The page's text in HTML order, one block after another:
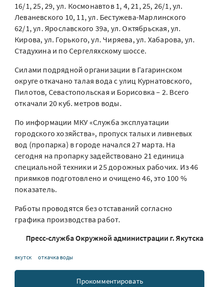
16/1, 25, 29, ул. Космонавтов 1, 4, 21, 25, 26/1, ул.
Леваневского 10, 11, ул. Бестужева-Марлинского
62/1, ул. Ярославского 39а, ул. Октябрьская, ул.
Кирова, ул. Горького, ул. Чиряева, ул. Хабарова, ул.
Стадухина и по Сергеляхскому шоссе.
Силами подрядной организации в Гагаринском
округе откачано талая вода с улиц Курнатовского,
Пилотов, Севастопольская и Борисовка – 2. Всего
откачали 20 куб. метров воды.
По информации МКУ «Служба эксплуатации
городского хозяйства», пропуск талых и ливневых
вод (пропарка) в городе начался 27 марта. На
сегодня на пропарку задействовано 21 единица
специальной техники и 25 дорожных рабочих. Из 46
приямков подготовлено и очищено 46, это 100 %
показатель.
Работы проводятся без отставаний согласно
графика производства работ.
Пресс-служба Окружной администрации г. Якутска
якутск откачка воды
Прокомментировать